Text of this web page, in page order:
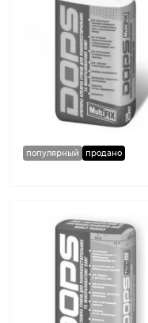
популярный продано